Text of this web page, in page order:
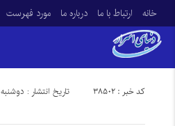
خانه ارتباط با ما درباره ما مورد فهرست
تاریخ انتشار : دوشنبه ۲۷ فروردین ۱۴۰۳ - ۱۰:۳۰ کد خبر : 38502